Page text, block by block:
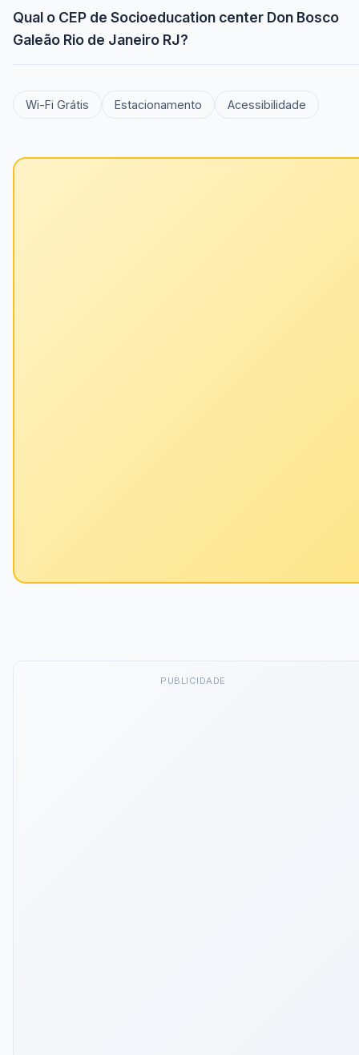
Qual o CEP de Socioeducation center Don Bosco
Galeão Rio de Janeiro RJ?
Wi-Fi Grátis Estacionamento Acessibilidade
PUBLICIDADE